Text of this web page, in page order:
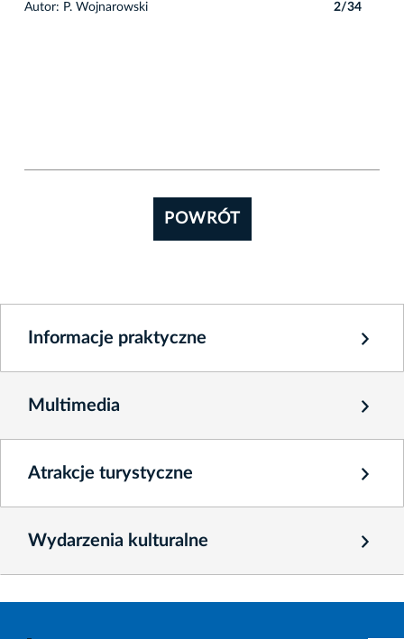
Autor: P. Wojnarowski 2/34
POWRÓT
Informacje praktyczne
Multimedia
Atrakcje turystyczne
Wydarzenia kulturalne